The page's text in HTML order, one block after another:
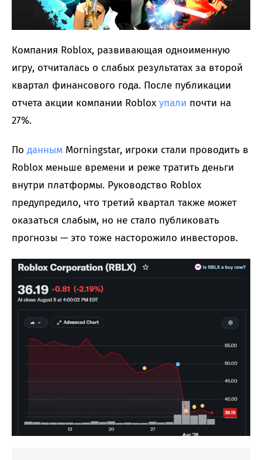
Компания Roblox, развивающая одноименную
игру, отчиталась о слабых результатах за второй
квартал финансового года. После публикации
отчета акции компании Roblox упали почти на
27%.
По данным Morningstar, игроки стали проводить в
Roblox меньше времени и реже тратить деньги
внутри платформы. Руководство Roblox
предупредило, что третий квартал также может
оказаться слабым, но не стало публиковать
прогнозы — это тоже насторожило инвесторов.